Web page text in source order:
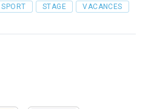
SPORT STAGE VACANCES